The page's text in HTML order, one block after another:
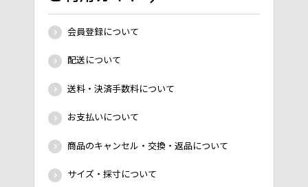
会員登録について
配送について
送料・決済手数料について
お支払いについて
商品のキャンセル・交換・返品について
サイズ・採寸について